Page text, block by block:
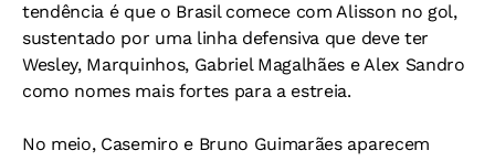
tendência é que o Brasil comece com Alisson no gol,
sustentado por uma linha defensiva que deve ter
Wesley, Marquinhos, Gabriel Magalhães e Alex Sandro
como nomes mais fortes para a estreia.
No meio, Casemiro e Bruno Guimarães aparecem